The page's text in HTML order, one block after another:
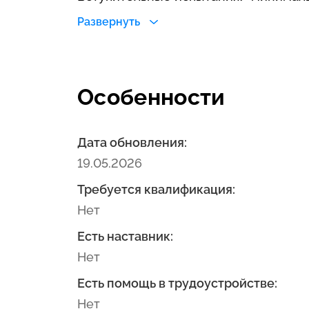
- математика/ 27
Развернуть
Особенности
Дата обновления:
19.05.2026
Требуется квалификация:
Нет
Есть наставник:
Нет
Есть помощь в трудоустройстве:
Нет